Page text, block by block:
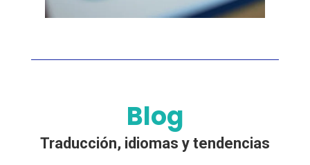
Blog
Traducción, idiomas y tendencias